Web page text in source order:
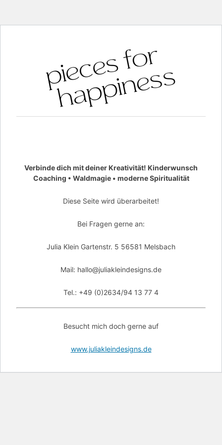
Verbinde dich mit deiner Kreativität! Kinderwunsch
Coaching • Waldmagie • moderne Spiritualität
Diese Seite wird überarbeitet!
Bei Fragen gerne an:
Julia Klein Gartenstr. 5 56581 Melsbach
Mail: hallo@juliakleindesigns.de
Tel.: +49 (0)2634/94 13 77 4
Besucht mich doch gerne auf
www.juliakleindesigns.de